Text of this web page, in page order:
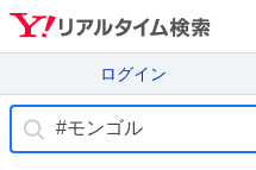
ログイン